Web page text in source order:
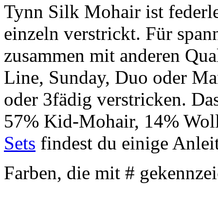
Tynn Silk Mohair ist
einzeln verstrickt. Für
zusammen mit anderen
Line, Sunday, Duo oder
oder 3fädig verstricken.
57% Kid-Mohair, 14%
Sets findest du einige
Farben, die mit #